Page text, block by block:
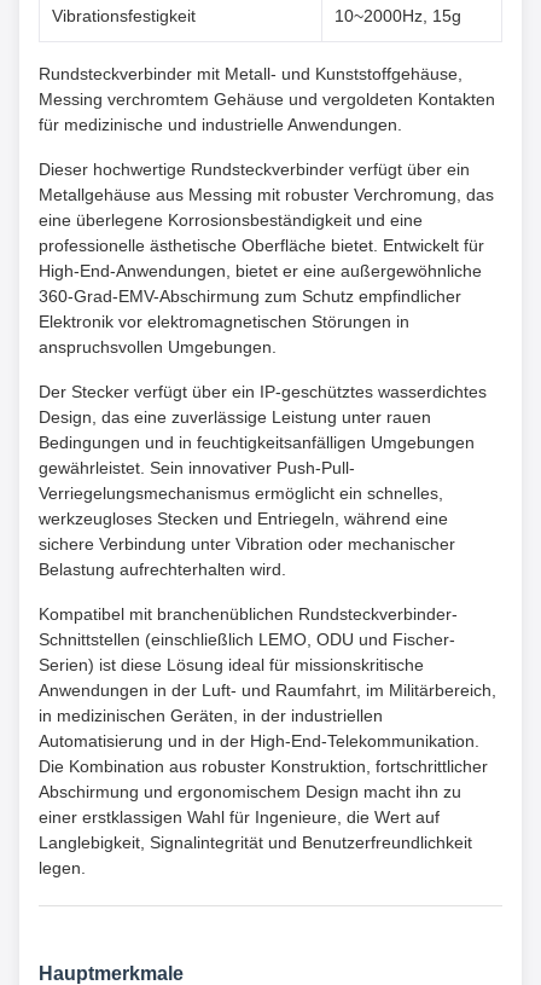
Vibrationsfestigkeit 10~2000Hz, 15g
Rundsteckverbinder mit Metall- und Kunststoffgehäuse,
Messing verchromtem Gehäuse und vergoldeten Kontakten
für medizinische und industrielle Anwendungen.
Dieser hochwertige Rundsteckverbinder verfügt über ein
Metallgehäuse aus Messing mit robuster Verchromung, das
eine überlegene Korrosionsbeständigkeit und eine
professionelle ästhetische Oberfläche bietet. Entwickelt für
High-End-Anwendungen, bietet er eine außergewöhnliche
360-Grad-EMV-Abschirmung zum Schutz empfindlicher
Elektronik vor elektromagnetischen Störungen in
anspruchsvollen Umgebungen.
Der Stecker verfügt über ein IP-geschütztes wasserdichtes
Design, das eine zuverlässige Leistung unter rauen
Bedingungen und in feuchtigkeitsanfälligen Umgebungen
gewährleistet. Sein innovativer Push-Pull-
Verriegelungsmechanismus ermöglicht ein schnelles,
werkzeugloses Stecken und Entriegeln, während eine
sichere Verbindung unter Vibration oder mechanischer
Belastung aufrechterhalten wird.
Kompatibel mit branchenüblichen Rundsteckverbinder-
Schnittstellen (einschließlich LEMO, ODU und Fischer-
Serien) ist diese Lösung ideal für missionskritische
Anwendungen in der Luft- und Raumfahrt, im Militärbereich,
in medizinischen Geräten, in der industriellen
Automatisierung und in der High-End-Telekommunikation.
Die Kombination aus robuster Konstruktion, fortschrittlicher
Abschirmung und ergonomischem Design macht ihn zu
einer erstklassigen Wahl für Ingenieure, die Wert auf
Langlebigkeit, Signalintegrität und Benutzerfreundlichkeit
legen.
Hauptmerkmale